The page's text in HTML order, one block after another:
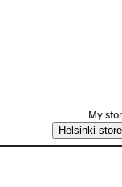
My
Helsinki store